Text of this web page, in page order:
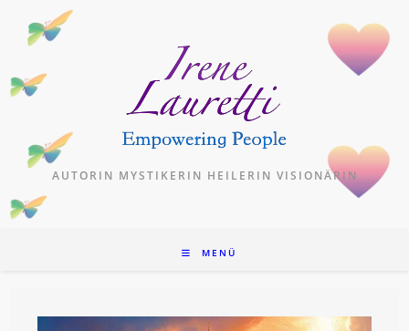
Inhalt
AUTORIN MYSTIKERIN HEILERIN VISIONÄRIN
MENÜ